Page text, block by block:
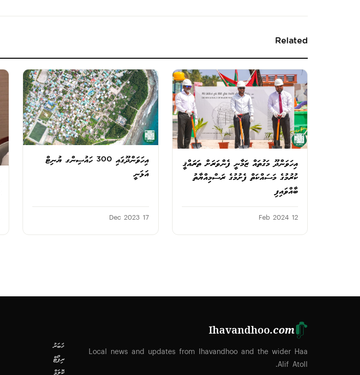
Related
އިހަވަންދޫ މަގުތައް ޒަމާނީ ފެންވަރަށް ތަރައްޤީ
ކުރުމުގެ މަސައްކަތް ފެށުމުގެ ރަސްމިއްޔާތު
ބާއްވައިފި
12 Feb 2024
އިހަވަންދޫގައި 300 ހައުސިންގ ޔުނިޓް
އަޅަނީ
17 Dec 2023
Ihavandhoo.com
Local news and updates from Ihavandhoo and the wider Haa
Alif Atoll.
ޚަބަރު
ރިޕޯޓް
ކޮލަމް